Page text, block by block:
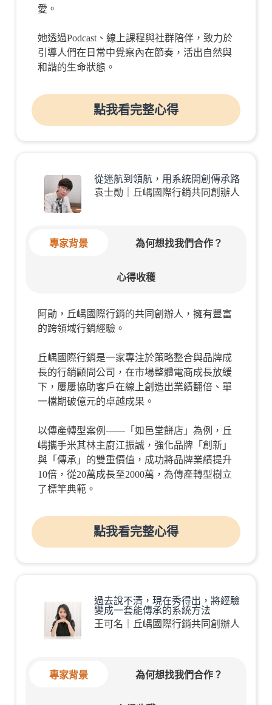
愛。
她透過Podcast、線上課程與社群陪伴，致力於
引導人們在日常中覺察內在節奏，活出自然與
和諧的生命狀態。
點我看完整心得
從迷航到領航，用系統開創傳承路
袁士勛｜丘嵎國際行銷共同創辦人
專家背景 為何想找我們合作？
心得收穫
阿勛，丘嵎國際行銷的共同創辦人，擁有豐富
的跨領域行銷經驗。
丘嵎國際行銷是一家專注於策略整合與品牌成
長的行銷顧問公司，在市場整體電商成長放緩
下， 屢屢協助客戶在線上創造出業績翻倍、單
一檔期破億元的卓越成果。
以傳產轉型案例——「 如邑堂餅店」 為例，丘
嵎攜手米其林主廚江振誠，強化品牌「創新」
與「傳承」的雙重價值，成功將品牌業績提升
10倍，從20萬成長至2000萬 ，為傳產轉型樹立
了標竿典範。
點我看完整心得
過去說不清，現在秀得出，將經驗
變成一套能傳承的系統方法
王可名｜丘嵎國際行銷共同創辦人
專家背景 為何想找我們合作？